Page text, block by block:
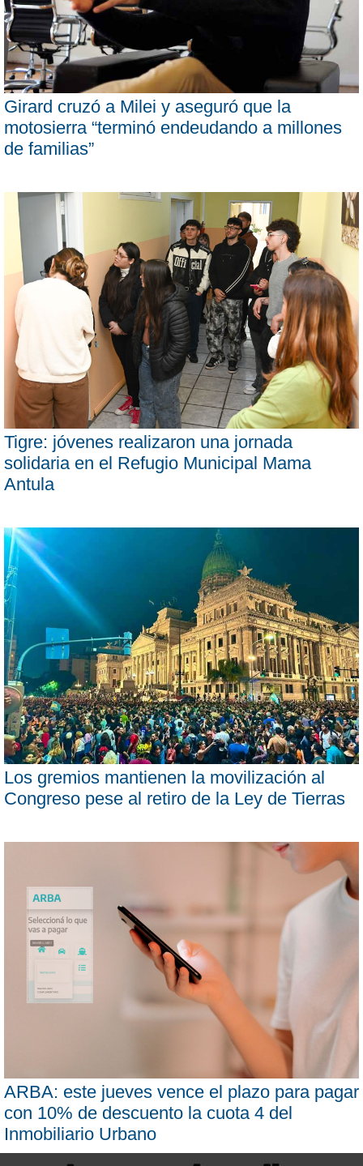
Girard cruzó a Milei y aseguró que la
motosierra “terminó endeudando a millones
de familias”
Tigre: jóvenes realizaron una jornada
solidaria en el Refugio Municipal Mama
Antula
Los gremios mantienen la movilización al
Congreso pese al retiro de la Ley de Tierras
ARBA: este jueves vence el plazo para pagar
con 10% de descuento la cuota 4 del
Inmobiliario Urbano